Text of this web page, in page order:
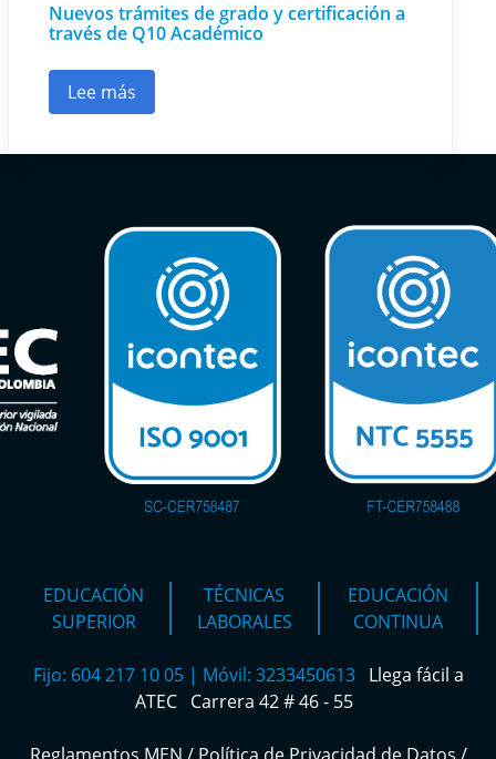
Nuevos trámites de grado y certificación a
través de Q10 Académico
Lee más
sobre Nuevos trámites de grado y
EDUCACIÓN
SUPERIOR
TÉCNICAS
LABORALES
EDUCACIÓN
CONTINUA
Fijo: 604 217 10 05 | Móvil: 3233450613 Llega fácil a
ATEC Carrera 42 # 46 - 55